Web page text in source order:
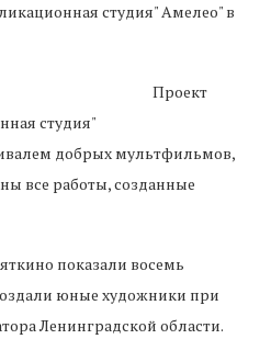
студия" Амелео" в
Проект
студия"
добрых мультфильмов,
все работы, созданные
показали восемь
юные художники при
Ленинградской области.